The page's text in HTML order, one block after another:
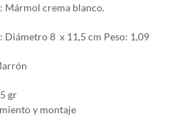
Mármol crema blanco.
Diámetro 8 x 11,5 cm Peso: 1,09
gr
y montaje